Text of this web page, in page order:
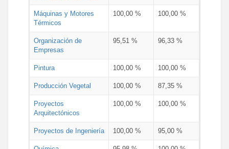
Máquinas y Motores
Térmicos
100,00 % 100,00 %
Organización de
Empresas
95,51 % 96,33 %
Pintura 100,00 % 100,00 %
Producción Vegetal 100,00 % 87,35 %
Proyectos
Arquitectónicos
100,00 % 100,00 %
Proyectos de Ingeniería 100,00 % 95,00 %